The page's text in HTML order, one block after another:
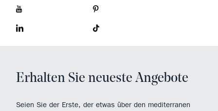
Erhalten Sie neueste Angebote
Seien Sie der Erste, der etwas über den mediterranen